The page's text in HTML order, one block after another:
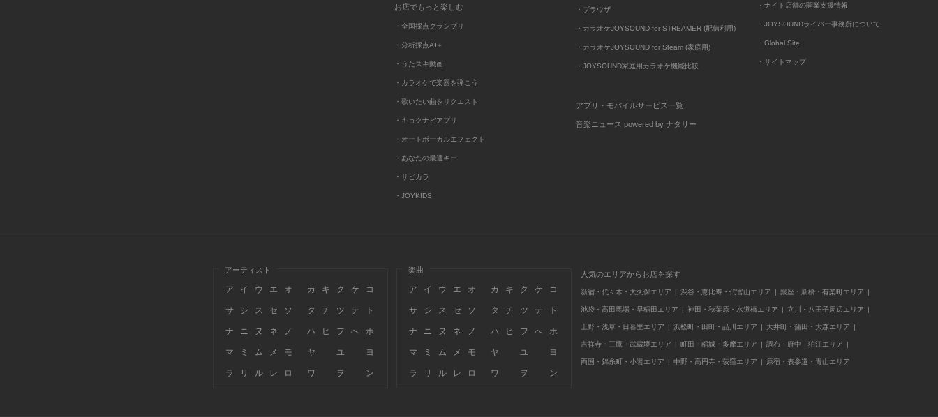
お店でもっと楽しむ
・全国採点グランプリ
・分析採点AI＋
・うたスキ動画
・カラオケで楽器を弾こう
・歌いたい曲をリクエスト
・キョクナビアプリ
・オートボーカルエフェクト
・あなたの最適キー
・サビカラ
・JOYKIDS
・ブラウザ
・カラオケJOYSOUND for STREAMER (配信利用)
・カラオケJOYSOUND for Steam (家庭用)
・JOYSOUND家庭用カラオケ機能比較
アプリ・モバイルサービス一覧
音楽ニュース powered by ナタリー
・ナイト店舗の開業支援情報
・JOYSOUNDライバー事務所について
・Global Site
・サイトマップ
アーティスト
ア イ ウ エ オ カ キ ク ケ コ
サ シ ス セ ソ タ チ ツ テ ト
ナ ニ ヌ ネ ノ ハ ヒ フ へ ホ
マ ミ ム メ モ ヤ ユ ヨ
ラ リ ル レ ロ ワ ヲ ン
楽曲
ア イ ウ エ オ カ キ ク ケ コ
サ シ ス セ ソ タ チ ツ テ ト
ナ ニ ヌ ネ ノ ハ ヒ フ へ ホ
マ ミ ム メ モ ヤ ユ ヨ
ラ リ ル レ ロ ワ ヲ ン
人気のエリアからお店を探す
新宿・代々木・大久保エリア 渋谷・恵比寿・代官山エリア 銀座・新橋・有楽町エリア
池袋・高田馬場・早稲田エリア 神田・秋葉原・水道橋エリア 立川・八王子周辺エリア
上野・浅草・日暮里エリア 浜松町・田町・品川エリア 大井町・蒲田・大森エリア
吉祥寺・三鷹・武蔵境エリア 町田・稲城・多摩エリア 調布・府中・狛江エリア
両国・錦糸町・小岩エリア 中野・高円寺・荻窪エリア 原宿・表参道・青山エリア